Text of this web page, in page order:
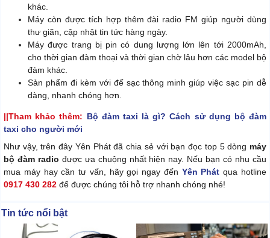
khác.
Máy còn được tích hợp thêm đài radio FM giúp người dùng
thư giãn, cập nhật tin tức hàng ngày.
Máy được trang bị pin có dung lượng lớn lên tới 2000mAh,
cho thời gian đàm thoại và thời gian chờ lâu hơn các model bộ
đàm khác.
Sản phẩm đi kèm với đế sạc thông minh giúp việc sạc pin dễ
dàng, nhanh chóng hơn.
||Tham khảo thêm: Bộ đàm taxi là gì? Cách sử dụng bộ đàm
taxi cho người mới
Như vậy, trên đây Yên Phát đã chia sẻ với bạn đọc top 5 dòng máy
bộ đàm radio được ưa chuộng nhất hiện nay. Nếu bạn có nhu cầu
mua máy hay cần tư vấn, hãy gọi ngay đến Yên Phát qua hotline
0917 430 282 để được chúng tôi hỗ trợ nhanh chóng nhé!
Tin tức nổi bật